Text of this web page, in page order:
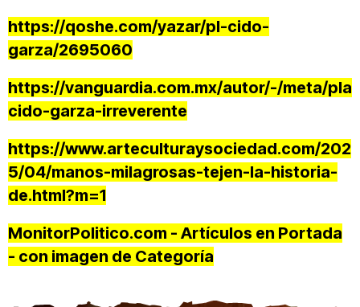
https://qoshe.com/yazar/pl-cido-
garza/2695060
https://vanguardia.com.mx/autor/-/meta/pla
cido-garza-irreverente
https://www.arteculturaysociedad.com/202
5/04/manos-milagrosas-tejen-la-historia-
de.html?m=1
MonitorPolitico.com - Artículos en Portada
- con imagen de Categoría